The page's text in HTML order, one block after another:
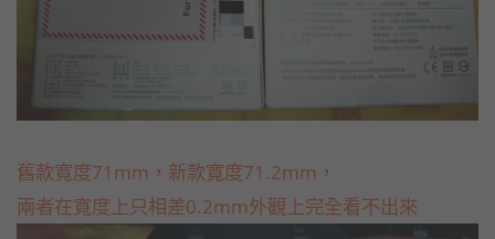
舊款寬度71mm，新款寬度71.2mm，
兩者在寬度上只相差0.2mm外觀上完全看不出來